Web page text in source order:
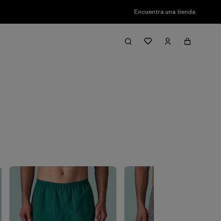
Encuentra una tienda
Filter & Sort